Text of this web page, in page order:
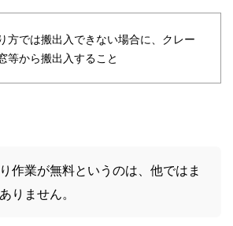
方では搬出入できない場合に、クレー
等から搬出入すること
作業が無料というのは、他ではま
りません。